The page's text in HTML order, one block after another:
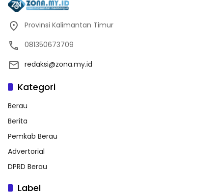
Provinsi Kalimantan Timur
081350673709
redaksi@zona.my.id
Kategori
Berau
Berita
Pemkab Berau
Advertorial
DPRD Berau
Label